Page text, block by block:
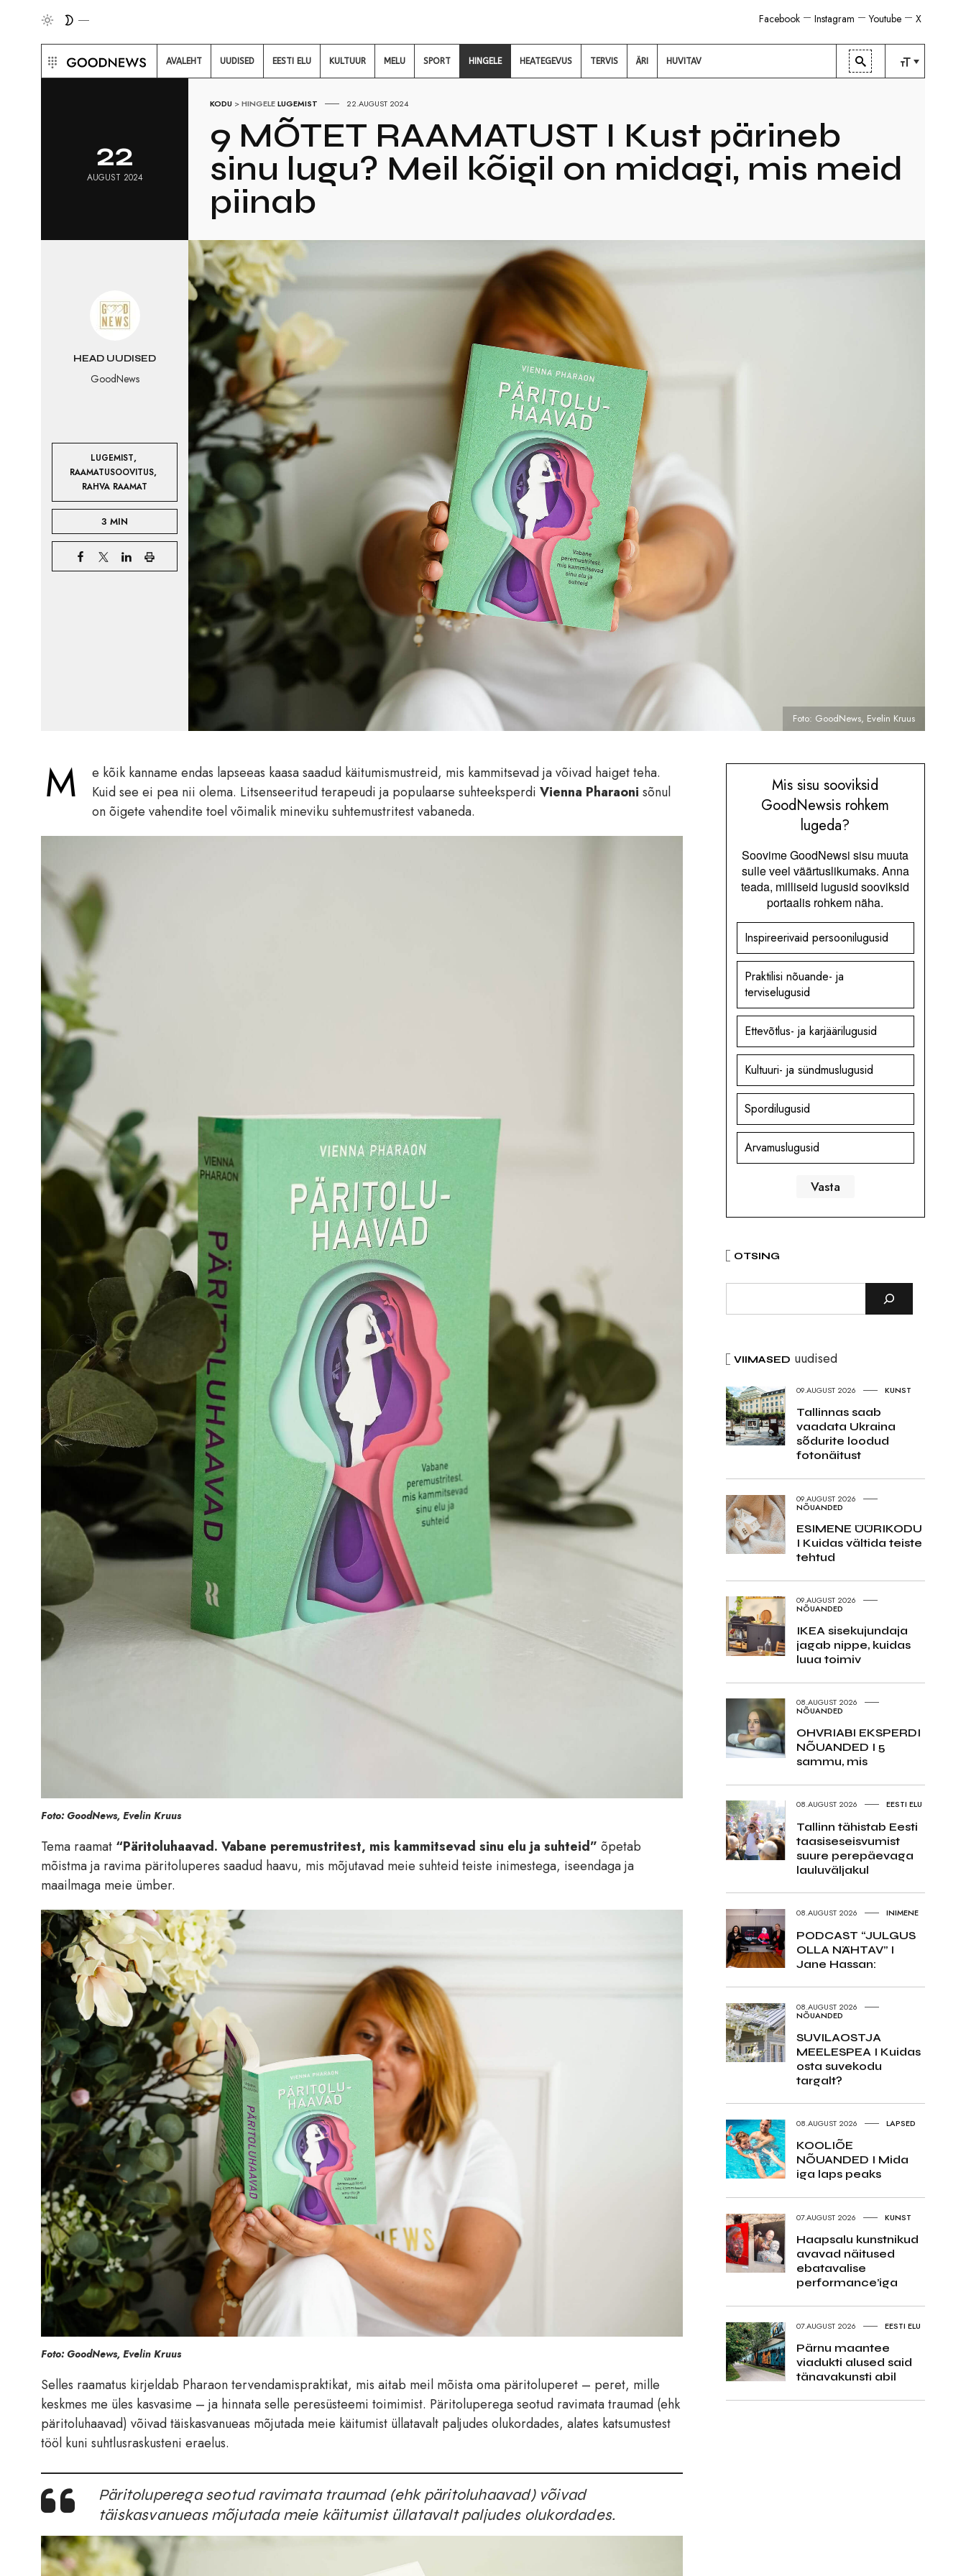
X
Youtube
Instagram
Facebook
AVALEHT UUDISED EESTI ELU KULTUUR MELU SPORT HINGELE HEATEGEVUS TERVIS ÄRI HUVITAV
22
AUGUST 2024
KODU >HINGELELUGEMIST 22.AUGUST 2024
9 MÕTET RAAMATUST I Kust pärineb
sinu lugu? Meil kõigil on midagi, mis meid
piinab
HEAD UUDISED
GoodNews
LUGEMIST,
RAAMATUSOOVITUS,
RAHVA RAAMAT
3 MIN
Foto: GoodNews, Evelin Kruus
M
e kõik kanname endas lapseeas kaasa saadud käitumismustreid, mis kammitsevad ja võivad haiget teha.
Kuid see ei pea nii olema. Litsenseeritud terapeudi ja populaarse suhteeksperdi Vienna Pharaoni sõnul
on õigete vahendite toel võimalik mineviku suhtemustritest vabaneda.
Foto: GoodNews, Evelin Kruus
Tema raamat “Päritoluhaavad. Vabane peremustritest, mis kammitsevad sinu elu ja suhteid” õpetab
mõistma ja ravima päritoluperes saadud haavu, mis mõjutavad meie suhteid teiste inimestega, iseendaga ja
maailmaga meie ümber.
Foto: GoodNews, Evelin Kruus
Selles raamatus kirjeldab Pharaon tervendamispraktikat, mis aitab meil mõista oma päritoluperet – peret, mille
keskmes me üles kasvasime – ja hinnata selle peresüsteemi toimimist. Päritoluperega seotud ravimata traumad (ehk
päritoluhaavad) võivad täiskasvanueas mõjutada meie käitumist üllatavalt paljudes olukordades, alates katsumustest
tööl kuni suhtlusraskusteni eraelus.
Päritoluperega seotud ravimata traumad (ehk päritoluhaavad) võivad
täiskasvanueas mõjutada meie käitumist üllatavalt paljudes olukordades.
Mis sisu sooviksid
GoodNewsis rohkem
lugeda?
Soovime GoodNewsi sisu muuta
sulle veel väärtuslikumaks. Anna
teada, milliseid lugusid sooviksid
portaalis rohkem näha.
Inspireerivaid persoonilugusid
Praktilisi nõuande- ja
terviselugusid
Ettevõtlus- ja karjäärilugusid
Kultuuri- ja sündmuslugusid
Spordilugusid
Arvamuslugusid
OTSING
VIIMASED uudised
09.AUGUST 2026 KUNST
Tallinnas saab
vaadata Ukraina
sõdurite loodud
fotonäitust
09.AUGUST 2026
NÕUANDED
ESIMENE ÜÜRIKODU
I Kuidas vältida teiste
tehtud
09.AUGUST 2026
NÕUANDED
IKEA sisekujundaja
jagab nippe, kuidas
luua toimiv
08.AUGUST 2026
NÕUANDED
OHVRIABI EKSPERDI
NÕUANDED I 5
sammu, mis
08.AUGUST 2026 EESTI ELU
Tallinn tähistab Eesti
taasiseseisvumist
suure perepäevaga
lauluväljakul
08.AUGUST 2026 INIMENE
PODCAST “JULGUS
OLLA NÄHTAV” I
Jane Hassan:
08.AUGUST 2026
NÕUANDED
SUVILAOSTJA
MEELESPEA I Kuidas
osta suvekodu
targalt?
08.AUGUST 2026 LAPSED
KOOLIÕE
NÕUANDED I Mida
iga laps peaks
07.AUGUST 2026 KUNST
Haapsalu kunstnikud
avavad näitused
ebatavalise
performance’iga
07.AUGUST 2026 EESTI ELU
Pärnu maantee
viadukti alused said
tänavakunsti abil